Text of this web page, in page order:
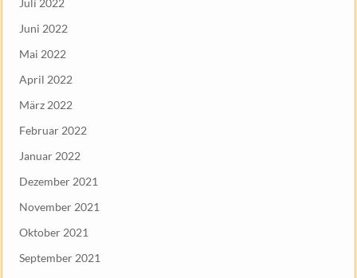
Juli 2022
Juni 2022
Mai 2022
April 2022
März 2022
Februar 2022
Januar 2022
Dezember 2021
November 2021
Oktober 2021
September 2021